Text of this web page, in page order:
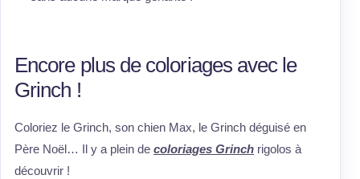
Encore plus de coloriages avec le
Grinch !
Coloriez le Grinch, son chien Max, le Grinch déguisé en
Père Noël… Il y a plein de coloriages Grinch rigolos à
découvrir !